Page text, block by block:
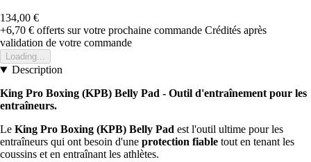
134,00 €
+6,70 € offerts sur votre prochaine commande Crédités après
validation de votre commande
Loading...
Description
King Pro Boxing (KPB) Belly Pad - Outil d'entraînement pour les
entraîneurs.
Le King Pro Boxing (KPB) Belly Pad est l'outil ultime pour les
entraîneurs qui ont besoin d'une protection fiable tout en tenant les
coussins et en entraînant les athlètes.